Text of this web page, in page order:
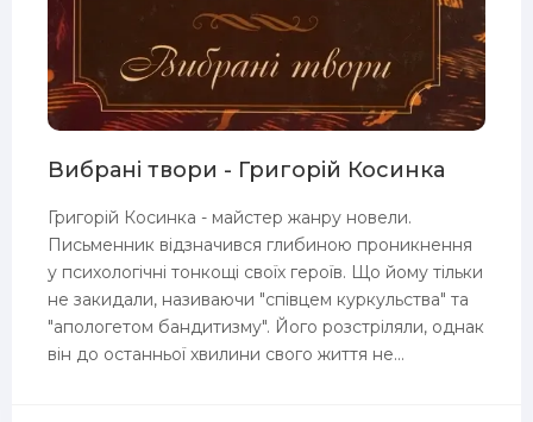
Вибрані твори - Григорій Косинка
Григорій Косинка - майстер жанру новели.
Письменник відзначився глибиною проникнення
у психологічні тонкощі своїх героїв. Що йому тільки
не закидали, називаючи "співцем куркульства" та
"апологетом бандитизму". Його розстріляли, однак
він до останньої хвилини свого життя не...